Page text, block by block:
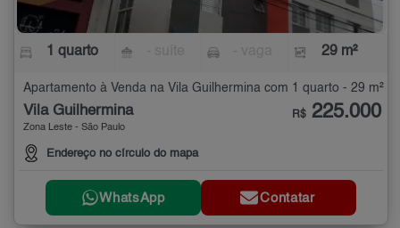
1 quarto 29 m²
Apartamento à Venda na Vila Guilhermina com 1 quarto - 29 m²
Vila Guilhermina
Zona Leste - São Paulo
Endereço no círculo do mapa
R$ 225.000
WhatsApp Contatar